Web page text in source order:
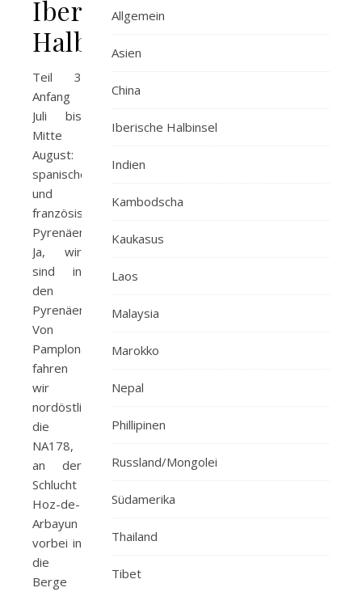
Iberische
Halbinsel
Teil 3
Anfang
Juli bis
Mitte
August:
spanische
und
französische
Pyrenäen
Ja, wir
sind in
den
Pyrenäen.
Von
Pamplona
fahren
wir
nordöstlich
die
NA178,
an der
Schlucht
Hoz-de-
Arbayun
vorbei in
die
Berge
Allgemein
Asien
China
Iberische Halbinsel
Indien
Kambodscha
Kaukasus
Laos
Malaysia
Marokko
Nepal
Phillipinen
Russland/Mongolei
Südamerika
Thailand
Tibet